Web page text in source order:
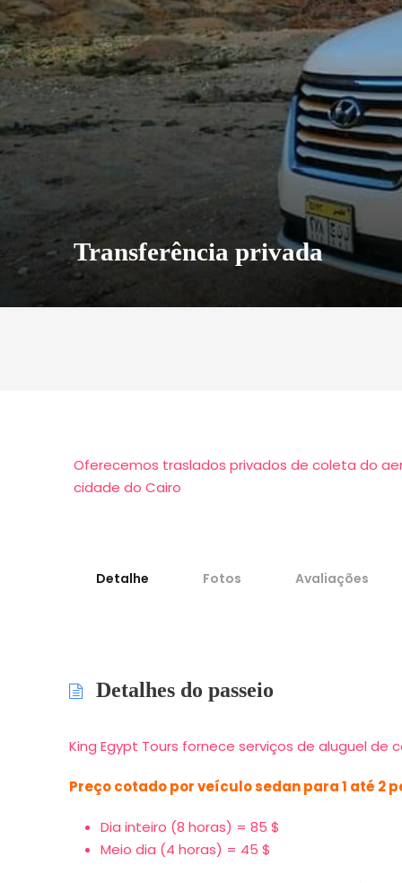
Transferência privada
Oferecemos traslados privados de coleta do
cidade do Cairo
Detalhe Fotos Avaliações
Detalhes do passeio
King Egypt Tours fornece serviços de aluguel de
Preço cotado por veículo sedan para 1 até 2
Dia inteiro (8 horas) = 85 $
Meio dia (4 horas) = 45 $